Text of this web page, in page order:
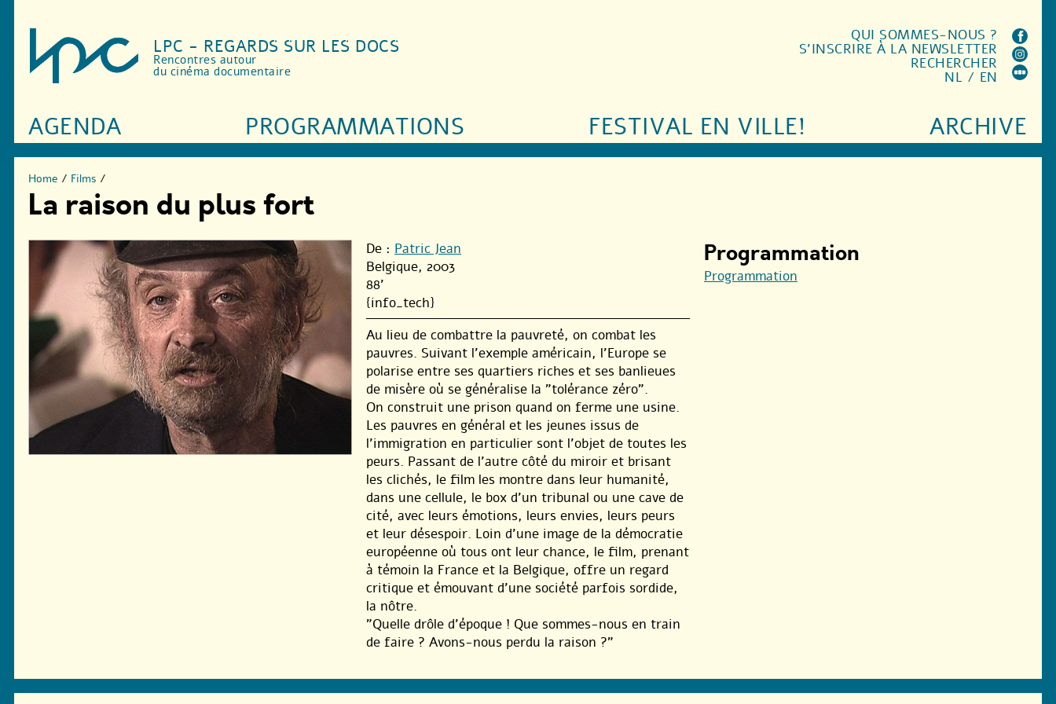
LPC - REGARDS SUR LES DOCS
Rencontres autour
du cinéma documentaire
AGENDA PROGRAMMATIONS FESTIVAL EN VILLE! ARCHIVE
QUI SOMMES-NOUS ?
S'INSCRIRE À LA NEWSLETTER
RECHERCHER
NL / EN
Home / Films /
La raison du plus fort
De : Patric Jean
Belgique, 2003
88'
{info_tech}
Au lieu de combattre la pauvreté, on combat les
pauvres. Suivant l’exemple américain, l’Europe se
polarise entre ses quartiers riches et ses banlieues
de misère où se généralise la ”tolérance zéro”.
On construit une prison quand on ferme une usine.
Les pauvres en général et les jeunes issus de
l’immigration en particulier sont l’objet de toutes les
peurs. Passant de l’autre côté du miroir et brisant
les clichés, le film les montre dans leur humanité,
dans une cellule, le box d’un tribunal ou une cave de
cité, avec leurs émotions, leurs envies, leurs peurs
et leur désespoir. Loin d’une image de la démocratie
européenne où tous ont leur chance, le film, prenant
à témoin la France et la Belgique, offre un regard
critique et émouvant d’une société parfois sordide,
la nôtre.
”Quelle drôle d’époque ! Que sommes-nous en train
de faire ? Avons-nous perdu la raison ?”
Programmation
Programmation